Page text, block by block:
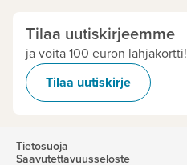
Tilaa uutiskirjeemme
ja voita 100 euron lahjakortti!
Tilaa uutiskirje
Tietosuoja
Saavutettavuusseloste